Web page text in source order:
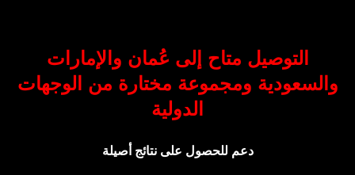
التوصيل متاح إلى عُمان والإمارات
والسعودية ومجموعة مختارة من الوجهات
الدولية
دعم للحصول على نتائج أصيلة